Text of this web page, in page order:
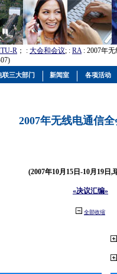
R ； : 大会和会议; : RA: 2007年
2007年无线电通信
(2007年10月15日-10月19日,
«决议汇编»
全部收缩
联三大部门 新闻室 各项活动